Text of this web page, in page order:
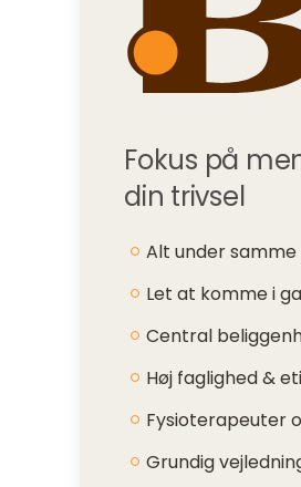
Fokus på
din trivsel
Alt under
Let at komme i
Central
Høj faglighed &
Fysioterapeuter
Grundig